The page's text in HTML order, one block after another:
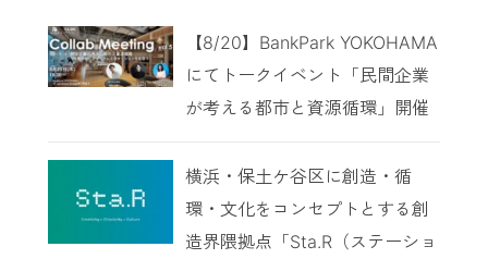
【8/20】BankPark YOKOHAMA
にてトークイベント「民間企業
が考える都市と資源循環」開催
横浜・保土ケ谷区に創造・循
環・文化をコンセプトとする創
造界隈拠点「Sta.R（ステーショ